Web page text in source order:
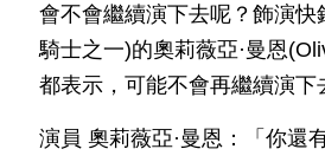
會不會繼續演下去呢？飾演快
騎士之一)的奧莉薇亞·曼恩
都表示，可能不會再繼續演下
演員 奧莉薇亞·曼恩：「你還